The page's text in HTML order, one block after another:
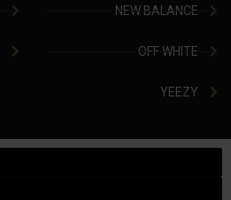
NEW BALANCE
OFF WHITE
YEEZY